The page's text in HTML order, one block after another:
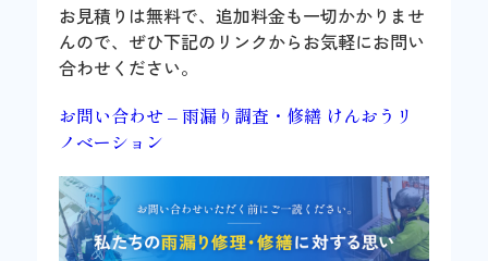
お見積りは無料で、追加料金も一切かかりませ
んので、ぜひ下記のリンクからお気軽にお問い
合わせください。
お問い合わせ – 雨漏り調査・修繕 けんおうリ
ノベーション